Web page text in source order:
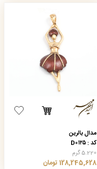
مدال بالرین
کد : D۰۱۲۵
5.220 گرم
128,245,628 تومان